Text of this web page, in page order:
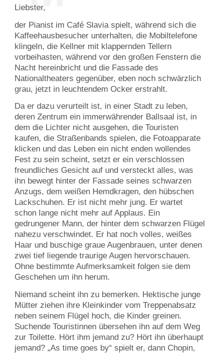
Liebster,
der Pianist im Café Slavia spielt, während sich die
Kaffeehausbesucher unterhalten, die Mobiltelefone
klingeln, die Kellner mit klappernden Tellern
vorbeihasten, während vor den großen Fenstern die
Nacht hereinbricht und die Fassade des
Nationaltheaters gegenüber, eben noch schwärzlich
grau, jetzt in leuchtendem Ocker erstrahlt.
Da er dazu verurteilt ist, in einer Stadt zu leben,
deren Zentrum ein immerwährender Ballsaal ist, in
dem die Lichter nicht ausgehen, die Touristen
kaufen, die Straßenbands spielen, die Fotoapparate
klicken und das Leben ein nicht enden wollendes
Fest zu sein scheint, setzt er ein verschlossen
freundliches Gesicht auf und versteckt alles, was
ihn bewegt hinter der Fassade seines schwarzen
Anzugs, dem weißen Hemdkragen, den hübschen
Lackschuhen. Er ist nicht mehr jung. Er wartet
schon lange nicht mehr auf Applaus. Ein
gedrungener Mann, der hinter dem schwarzen Flügel
nahezu verschwindet. Er hat noch volles, weißes
Haar und buschige graue Augenbrauen, unter denen
zwei tief liegende traurige Augen hervorschauen.
Ohne bestimmte Aufmerksamkeit folgen sie dem
Geschehen um ihn herum.
Niemand scheint ihn zu bemerken. Hektische junge
Mütter ziehen ihre Kleinkinder vom Treppenabsatz
neben seinem Flügel hoch, die Kinder greinen.
Suchende Touristinnen übersehen ihn auf dem Weg
zur Toilette. Hört ihm jemand zu? Hört ihn überhaupt
jemand? „As time goes by“ spielt er, dann Chopin,